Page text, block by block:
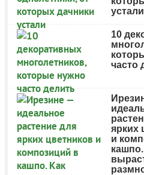
устали
10
часто
ярких
и